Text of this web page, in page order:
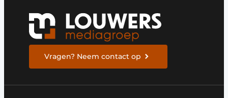
Vragen? Neem contact op